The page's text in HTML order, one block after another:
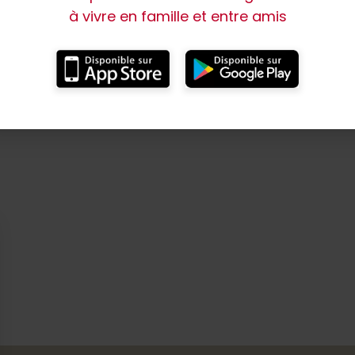
plus sur les Hôtels - Restaurants à Les
à vivre en famille et entre amis